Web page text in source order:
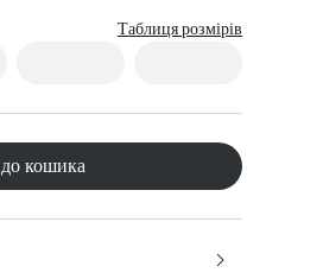
Таблиця розмірів
кошика